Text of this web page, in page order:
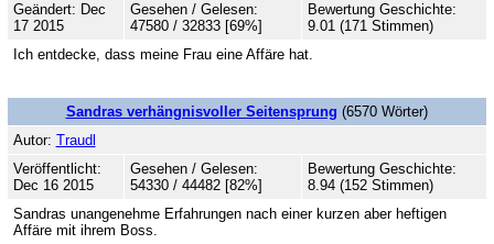
Geändert: Dec
17 2015
Gesehen / Gelesen:
47580 / 32833 [69%]
Bewertung Geschichte:
9.01 (171 Stimmen)
Ich entdecke, dass meine Frau eine Affäre hat.
Sandras verhängnisvoller Seitensprung (6570 Wörter)
Autor: Traudl
Veröffentlicht:
Dec 16 2015
Gesehen / Gelesen:
54330 / 44482 [82%]
Bewertung Geschichte:
8.94 (152 Stimmen)
Sandras unangenehme Erfahrungen nach einer kurzen aber heftigen
Affäre mit ihrem Boss.